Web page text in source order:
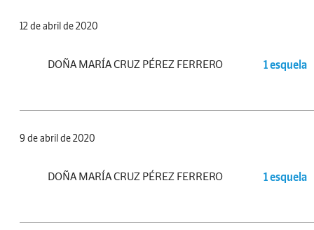
12 de abril de 2020
DOÑA MARÍA CRUZ PÉREZ FERRERO 1 esquela
9 de abril de 2020
DOÑA MARÍA CRUZ PÉREZ FERRERO 1 esquela